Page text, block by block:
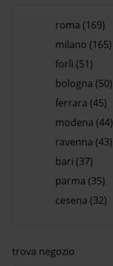
roma (169)
milano (165)
forlì (51)
bologna (50)
ferrara (45)
modena (44)
ravenna (43)
bari (37)
parma (35)
cesena (32)
trova negozio